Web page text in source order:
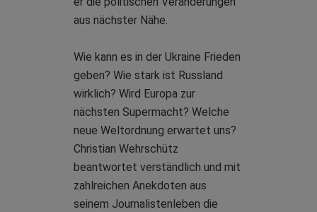
aus nächster Nähe.
Wie kann es in der Ukraine Frieden
geben? Wie stark ist Russland
wirklich? Wird Europa zur
nächsten Supermacht? Welche
neue Weltordnung erwartet uns?
Christian Wehrschütz
beantwortet verständlich und mit
zahlreichen Anekdoten aus
seinem Journalistenleben die